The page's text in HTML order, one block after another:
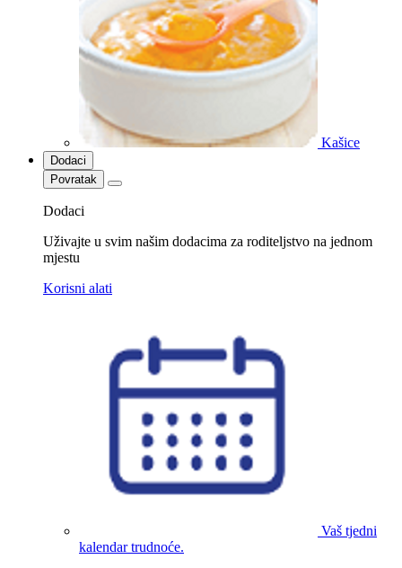
Kašice
Dodaci
Povratak
Dodaci
Uživajte u svim našim dodacima za roditeljstvo na jednom
mjestu
Korisni alati
Vaš tjedni
kalendar trudnoće.